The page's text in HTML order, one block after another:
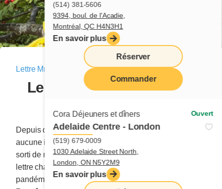
(514) 381-5606
9394, boul. de l'Acadie,
Montréal, QC H4N3H1
En savoir plus
Réserver
Commander
Cora Déjeuners et dîners Ouvert
Adelaide Centre - London
(519) 679-0009
1030 Adelaide Street North,
London, ON N5Y2M9
En savoir plus
Lettre Mme Cora 25 août 2024
Le syndrome de la page
Depuis deux longues semaines, aucune idée géniale,
aucune inspiration, aucun mot « déclencheur » n’est
sorti de ma caboche asséchée. Je vous ai écrit une
lettre chaque dimanche depuis le début de la
pandémie; j’en aurai bientôt quelque 237 à mon actif.